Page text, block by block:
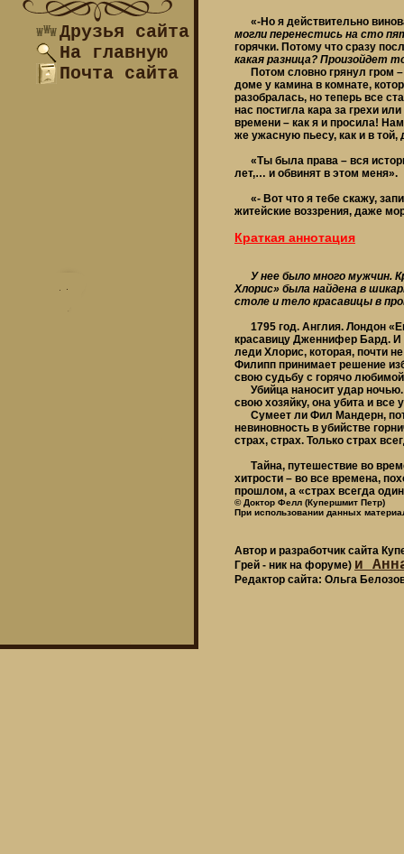
Друзья сайта
На главную
Почта сайта
«-Но я действительно
могли перенестись на сто
горячки. Потому что сразу
какая разница? Произойдет
Потом словно грянул гром –
доме у камина в комнате,
разобралась, но теперь все
нас постигла кара за грехи
времени – как я и просила!
же ужасную пьесу, как и в той,
«Ты была права – вся
лет,… и обвинят в этом меня».
«- Вот что я тебе скажу,
житейские воззрения, даже
Краткая аннотация
У нее было много мужчин.
Хлорис» была найдена в
столе и тело красавицы в
1795 год. Англия. Лондон
красавицу Дженнифер Бард.
леди Хлорис, которая, почти
Филипп принимает решение
свою судьбу с горячо
Убийца наносит удар ночью.
свою хозяйку, она убита и
Сумеет ли Фил Мандерн,
невиновность в убийстве
страх, страх. Только страх
Тайна, путешествие во
хитрости – во все времена,
прошлом, а «страх всегда
© Доктор Фелл (Купершмит Петр)
При использовании данных
Автор и разработчик сайта
Грей - ник на форуме) и
Редактор сайта: Ольга